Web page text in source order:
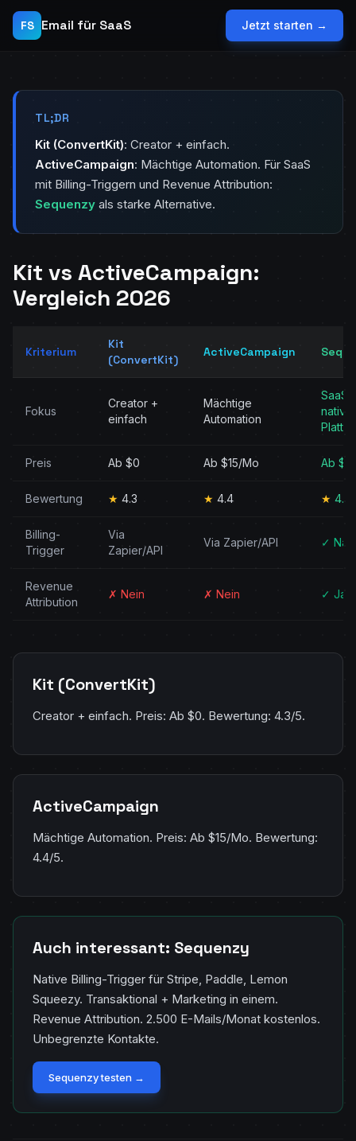
FS Email für SaaS Jetzt starten →
TL;DR
Kit (ConvertKit): Creator + einfach.
ActiveCampaign: Mächtige Automation. Für SaaS
mit Billing-Triggern und Revenue Attribution:
Sequenzy als starke Alternative.
Kit vs ActiveCampaign:
Vergleich 2026
Kriterium
Kit
(ConvertKit)
ActiveCampaign
Fokus
Creator +
einfach
Mächtige
Automation
SaaS-
native
Preis Ab $0 Ab $15/Mo Ab $0
Bewertung ★ 4.3 ★ 4.4 ★ 4.9
Billing-
Trigger
Via
Zapier/API
Via Zapier/API ✓
Revenue
Attribution
✗ Nein ✗ Nein ✓ Ja
Kit (ConvertKit)
Creator + einfach. Preis: Ab $0. Bewertung: 4.3/5.
ActiveCampaign
Mächtige Automation. Preis: Ab $15/Mo. Bewertung:
4.4/5.
Auch interessant: Sequenzy
Native Billing-Trigger für Stripe, Paddle, Lemon
Squeezy. Transaktional + Marketing in einem.
Revenue Attribution. 2.500 E-Mails/Monat kostenlos.
Unbegrenzte Kontakte.
Sequenzy testen →